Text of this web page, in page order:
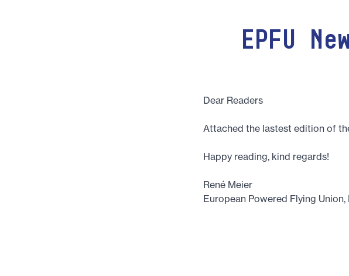
EPFU
Dear Readers
Attached the lastest edition of
Happy reading, kind regards!
René Meier
European Powered Flying Union,